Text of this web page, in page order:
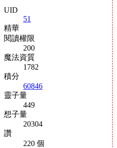
UID
51
精華
閱讀權限
200
魔法資質
1782
積分
60846
靈子量
449
想子量
20304
讚
220 個